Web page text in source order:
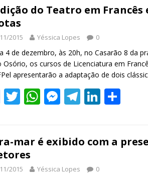
b
o
o
k
er s
p
p
e
g
er
gr
m
e e
do Teatro em Francês
2015 Yéssica Lopes 0
4 de dezembro, às 20h, no Casarão 8 da
Osório, os cursos de Licenciatura em
apresentarão a adaptação de dois
F
ac
b
o
T
w
er
W
h
s
M
e
e
T
el
gr
Li
n
e e
mar é exibido com a
2015 Yéssica Lopes 0